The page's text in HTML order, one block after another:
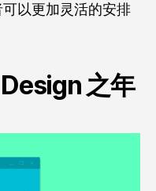
以更加灵活的安排
之年